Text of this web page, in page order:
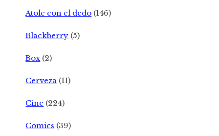
Atole con el dedo (146)
Blackberry (5)
Box (2)
Cerveza (11)
Cine (224)
Comics (39)